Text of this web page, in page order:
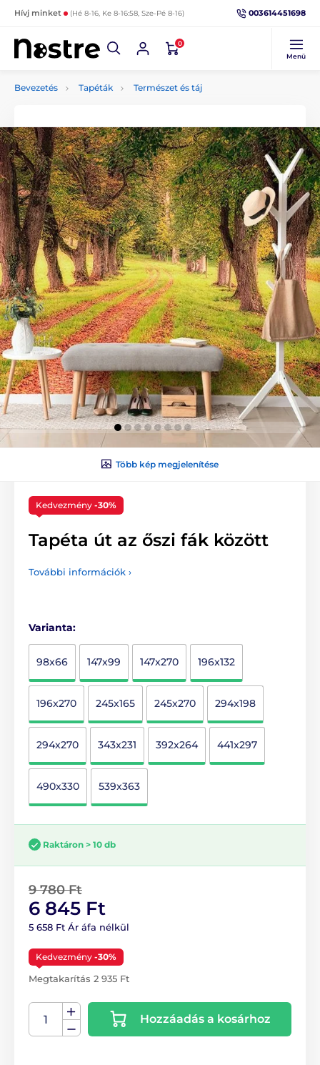
Hívj minket (Hé 8-16, Ke 8-16:58, Sze-Pé 8-16) 003614451698
0
Menü
Bevezetés Tapéták Természet és táj
Több kép megjelenítése
Kedvezmény -30%
Tapéta út az őszi fák között
További információk ›
Varianta:
98x66 147x99 147x270 196x132
196x270 245x165 245x270 294x198
294x270 343x231 392x264 441x297
490x330 539x363
Raktáron > 10 db
9 780 Ft
6 845 Ft
5 658 Ft Ár áfa nélkül
Kedvezmény -30%
Megtakarítás 2 935 Ft
Hozzáadás a kosárhoz